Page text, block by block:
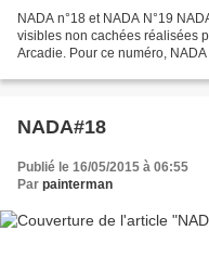
NADA n°18 et NADA N°19
visibles non cachées réalisées
Arcadie. Pour ce numéro,
NADA#18
Publié le 16/05/2015 à 06:55
Par painterman